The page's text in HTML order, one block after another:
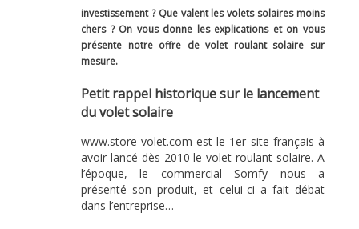
investissement ? Que valent les volets solaires moins
chers ? On vous donne les explications et on vous
présente notre offre de volet roulant solaire sur
mesure.
Petit rappel historique sur le lancement
du volet solaire
www.store-volet.com est le 1er site français à
avoir lancé dès 2010 le volet roulant solaire. A
l’époque, le commercial Somfy nous a
présenté son produit, et celui-ci a fait débat
dans l’entreprise…